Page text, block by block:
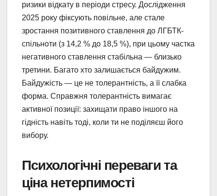
ризики відкату в періоди стресу. Дослідження
2025 року фіксують повільне, але стале
зростання позитивного ставлення до ЛГБТК-
спільноти (з 14,2 % до 18,5 %), при цьому частка
негативного ставлення стабільна — близько
третини. Багато хто залишається байдужим.
Байдужість — це не толерантність, а її слабка
форма. Справжня толерантність вимагає
активної позиції: захищати право іншого на
гідність навіть тоді, коли ти не поділяєш його
вибору.
Психологічні переваги та
ціна нетерпимості